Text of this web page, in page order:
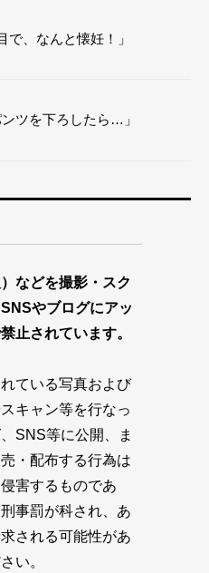
で、なんと懐妊！」
ツを下ろしたら…」
などを撮影・スク
やブログにアッ
止されています。
ている写真および
キャン等を行なっ
SNS等に公開、ま
・配布する行為は
害するものであ
事罰が科され、あ
される可能性があ
い。